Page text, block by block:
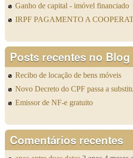
Ganho de capital - imóvel financiado
IRPF PAGAMENTO A
Posts recentes no Blog
Recibo de locação de bens móveis
Novo Decreto do CPF passa a
Emissor de NF-e gratuito
Comentários recentes